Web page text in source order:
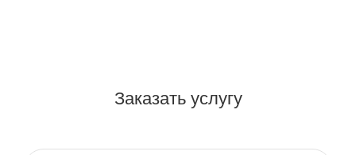
Заказать услугу